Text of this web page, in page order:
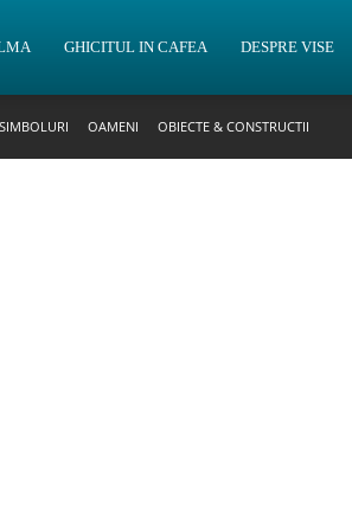
GHICITUL IN CAFEA DESPRE VISE
SIMBOLURI OAMENI OBIECTE & CONSTRUCTII